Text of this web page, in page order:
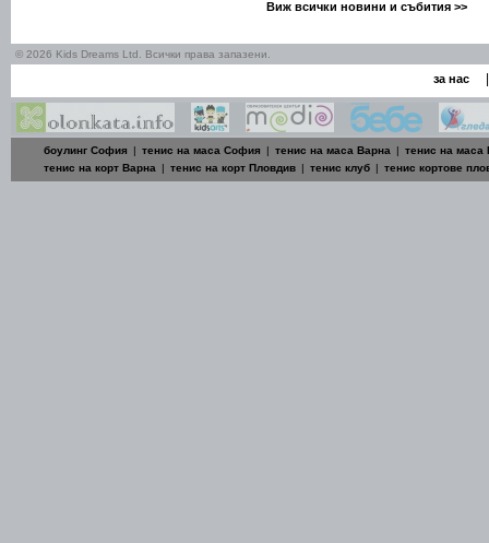
Виж всички новини и събития >>
© 2026 Kids Dreams Ltd. Всички права запазени.
за нас |
боулинг София | тенис на маса София | тенис на маса Варна | тенис на маса
тенис на корт Варна
| тенис на корт Пловдив | тенис клуб | тенис кортове